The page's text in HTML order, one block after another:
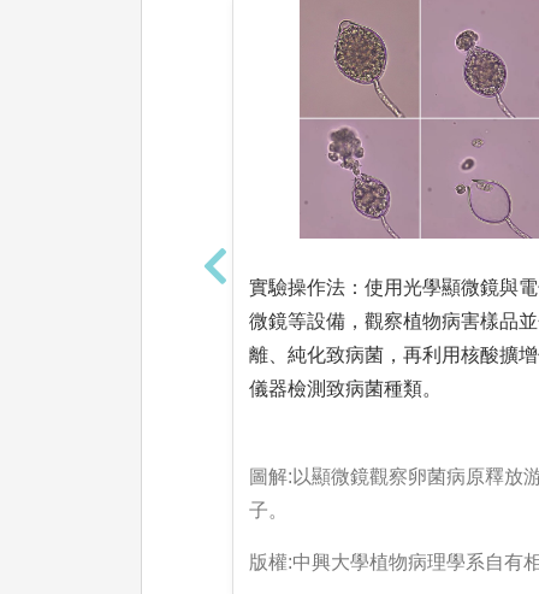
實驗操作法：使用光學顯微鏡與
微鏡等設備，觀察植物病害樣品
離、純化致病菌，再利用核酸擴
儀器檢測致病菌種類。
圖解:以顯微鏡觀察卵菌病原釋放
子。
版權:中興大學植物病理學系自有